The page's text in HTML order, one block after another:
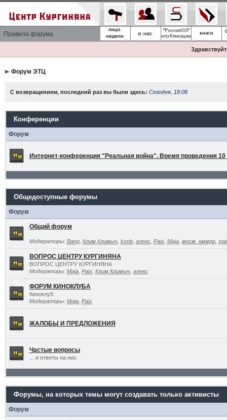
Правила форума
Форум ЭТЦ
С возвращением, последний раз вы были здесь: Сегодня, 18:08
Конференции
Форум
Интернет-конференция "Реальная война". Время проведения 10
Общедоступные форумы
Форум
Общий форум
Модераторы: Bang, Клим Климыч, konb, алекс, Paix, Maja, мксм_кммрр,
ВОПРОС ЦЕНТРУ КУРГИНЯНА
ВОПРОС ЦЕНТРУ КУРГИНЯНА
Модераторы: Maja, Paix, Клим Климыч, алекс
ФОРУМ КИНОКЛУБА
Киноклуб
Модераторы: Maja, Paix
ЖАЛОБЫ И ПРЕДЛОЖЕНИЯ
Частые вопросы
... и ответы на них
Форумы, на которых темы могут создавать только активисты
Форум